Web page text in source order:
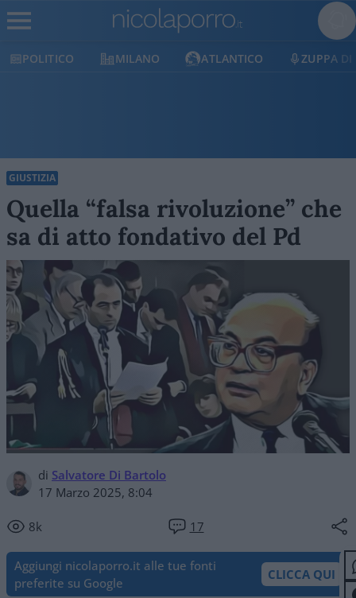
MILANO ATLANTICO ZUPPA DI
GIUSTIZIA
Quella “falsa rivoluzione” che
sa di atto fondativo del Pd
di Salvatore Di Bartolo
17 Marzo 2025, 8:04
8k 17
Aggiungi nicolaporro.it alle tue fonti
preferite su Google
CLICCA QUI